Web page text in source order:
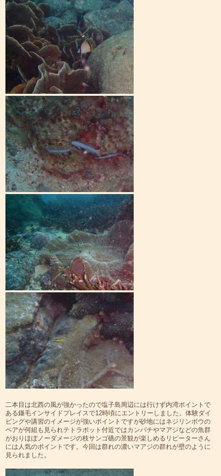
二本目は北西の風が強かったので塩子島周辺には行けず内湾ポイントで
ある鎌毛インサイドプレイスで12時頃にエントリーしました。体験ダイ
ビングや講習のイメージが強いポイントですが砂地にはネジリンボウの
ペアが何組も見られテトラポット付近ではカンパチやマアジなどの魚群
がおりほぼノーダメージの枝サンゴ礁の景観が楽しめるリピーターさん
には人気のポイントです。今回は群れの濃いマアジの群れが壁のように
見られました。